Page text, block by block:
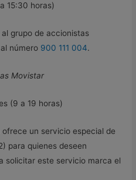
15:30 horas)
grupo de accionistas
número 900 111 004.
Movistar
(9 a 19 horas)
un servicio especial de
para quienes deseen
solicitar este servicio marca el